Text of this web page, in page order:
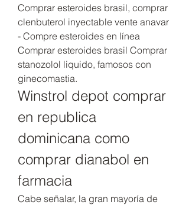
Comprar esteroides brasil, comprar
clenbuterol inyectable vente anavar
- Compre esteroides en línea
Comprar esteroides brasil Comprar
stanozolol liquido, famosos con
ginecomastia.
Winstrol depot comprar
en republica
dominicana como
comprar dianabol en
farmacia
Cabe señalar, la gran mayoría de